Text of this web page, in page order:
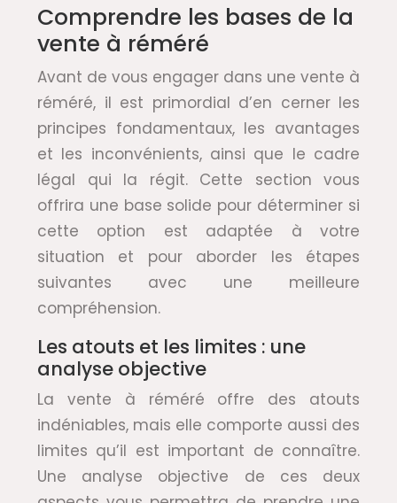
Comprendre les bases de la
vente à réméré
Avant de vous engager dans une vente à
réméré, il est primordial d’en cerner les
principes fondamentaux, les avantages
et les inconvénients, ainsi que le cadre
légal qui la régit. Cette section vous
offrira une base solide pour déterminer si
cette option est adaptée à votre
situation et pour aborder les étapes
suivantes avec une meilleure
compréhension.
Les atouts et les limites : une
analyse objective
La vente à réméré offre des atouts
indéniables, mais elle comporte aussi des
limites qu’il est important de connaître.
Une analyse objective de ces deux